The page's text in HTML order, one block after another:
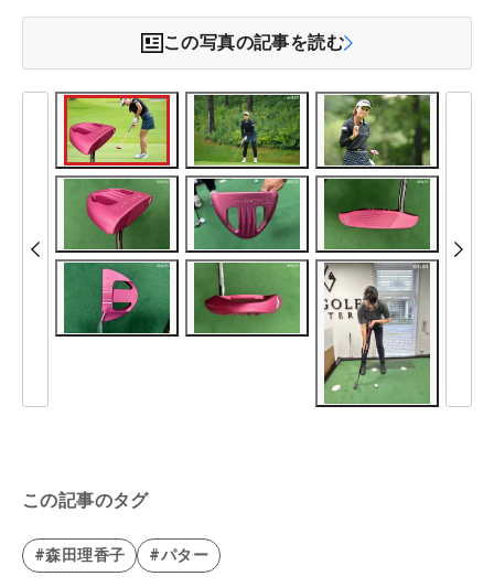
この写真の記事を読む
この記事のタグ
#森田理香子 #パター